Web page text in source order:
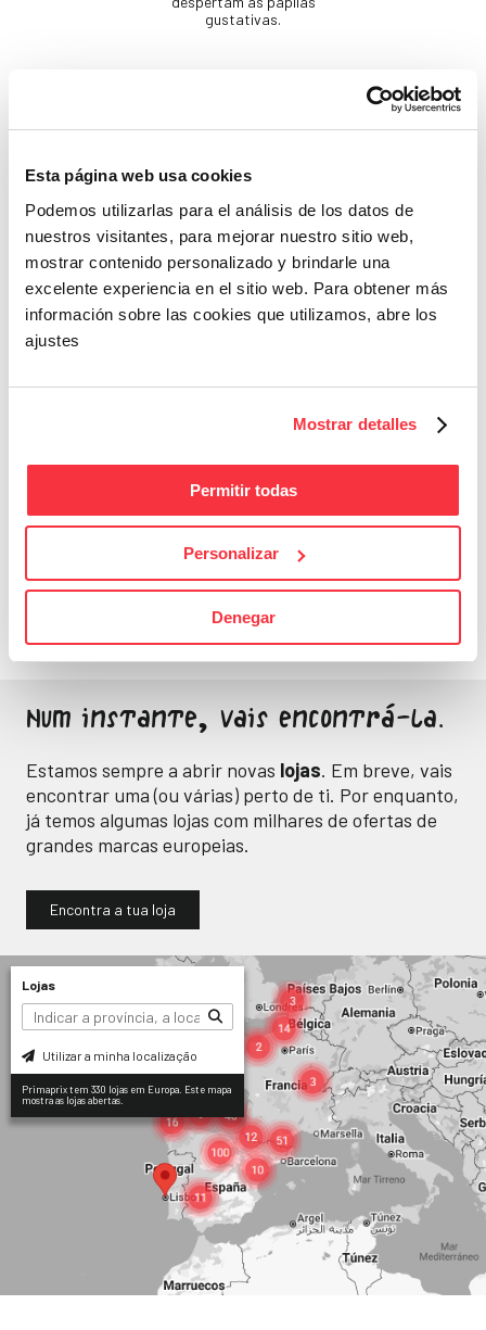
Esta página web usa cookies
Podemos utilizarlas para el análisis de los datos de
nuestros visitantes, para mejorar nuestro sitio web,
mostrar contenido personalizado y brindarle una
excelente experiencia en el sitio web. Para obtener más
información sobre las cookies que utilizamos, abre los
ajustes
Mostrar detalles
Permitir todas
Personalizar
Denegar
gustativas.
Beleza
Se não cuidares de ti
Fitness
Energia e bem-estar
para o teu dia a dia.
Num instante, vais encontrá-la.
Estamos sempre a abrir novas lojas. Em breve, vais
encontrar uma (ou várias) perto de ti. Por enquanto,
já temos algumas lojas com milhares de ofertas de
grandes marcas europeias.
Encontra a tua loja
Lojas
Utilizar a minha localização
Primaprix tem 330 lojas em Europa. Este mapa
mostra as lojas abertas.